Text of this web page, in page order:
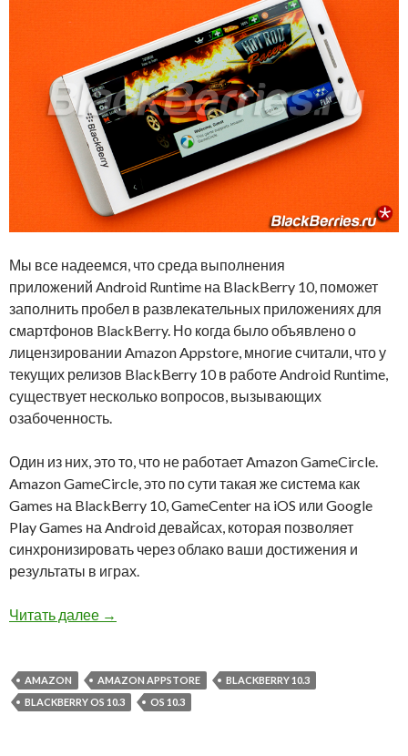
Мы все надеемся, что среда выполнения
приложений Android Runtime на BlackBerry 10, поможет
заполнить пробел в развлекательных приложениях для
смартфонов BlackBerry. Но когда было объявлено о
лицензировании Amazon Appstore, многие считали, что у
текущих релизов BlackBerry 10 в работе Android Runtime,
существует несколько вопросов, вызывающих
озабоченность.
Один из них, это то, что не работает Amazon GameCircle.
Amazon GameCircle, это по сути такая же система как
Games на BlackBerry 10, GameCenter на iOS или Google
Play Games на Android девайсах, которая позволяет
синхронизировать через облако ваши достижения и
результаты в играх.
Читать далее Amazon GameCircle и Android Runtime в
→
AMAZON AMAZON APPSTORE
BLACKBERRY 10.3
BLACKBERRY OS 10.3
OS 10.3